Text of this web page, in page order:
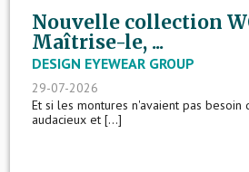
Nouvelle collection
Maîtrise-le, ...
DESIGN EYEWEAR GROUP
29-07-2026
Et si les montures n'avaient pas besoin
audacieux et [...]